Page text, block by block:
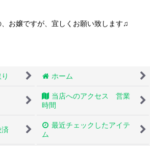
お嬢ですが、宜しくお願い致します♫
ホーム
当店へのアクセス 営業
時間
済
最近チェックしたアイテ
ム